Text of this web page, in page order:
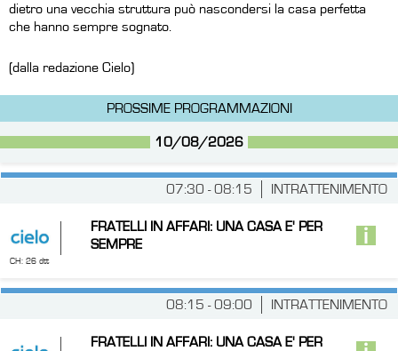
dietro una vecchia struttura può nascondersi la casa perfetta
che hanno sempre sognato.
(dalla redazione Cielo)
PROSSIME PROGRAMMAZIONI
10/08/2026
INTRATTENIMENTO
07:30 - 08:15
CH: 26 dtt
FRATELLI IN AFFARI: UNA CASA E' PER
SEMPRE
INTRATTENIMENTO
08:15 - 09:00
FRATELLI IN AFFARI: UNA CASA E' PER